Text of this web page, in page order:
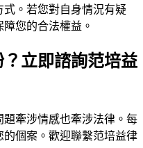
。若您對自身情況有疑
您的合法權益。
立即諮詢范培益
牽涉情感也牽涉法律。每
個案。歡迎聯繫范培益律